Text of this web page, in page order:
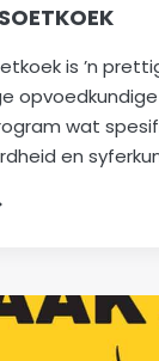
is ’n
opvoedkundige
wat
en